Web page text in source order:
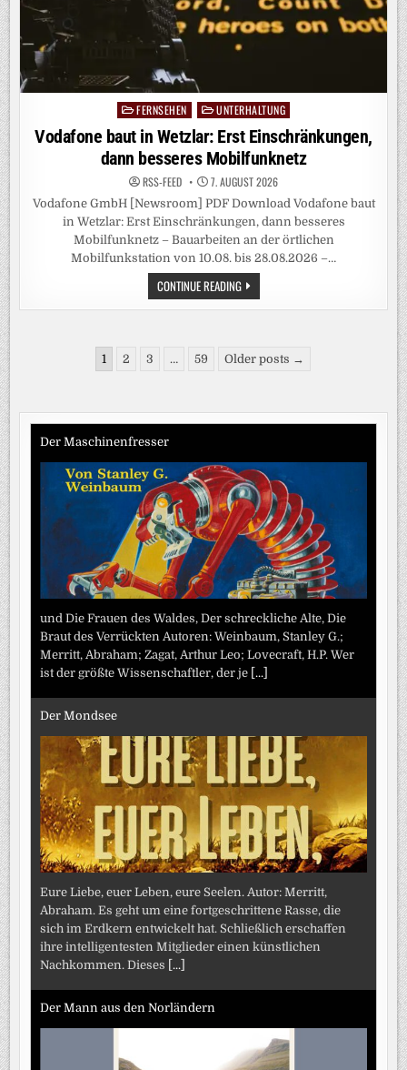
PostedFERNSEHEN UNTERHALTUNG
Vodafone baut in Wetzlar: Erst Einschränkungen,
dann besseres Mobilfunknetz
RSS-FEED 7. AUGUST 2026
Vodafone GmbH [Newsroom] PDF Download Vodafone baut
in Wetzlar: Erst Einschränkungen, dann besseres
Mobilfunknetz – Bauarbeiten an der örtlichen
Mobilfunkstation von 10.08. bis 28.08.2026 –…
CONTINUE READINGVODAFONE
BAUT
IN
DANN
BESSERES
Seitennummerierung
Beiträge
1 2 3 … 59 Older posts →
Der Maschinenfresser
und Die Frauen des Waldes, Der schreckliche Alte, Die
Braut des Verrückten Autoren: Weinbaum, Stanley G.;
Merritt, Abraham; Zagat, Arthur Leo; Lovecraft, H.P. Wer
ist der größte Wissenschaftler, der je [...]
Der Mondsee
Eure Liebe, euer Leben, eure Seelen. Autor: Merritt,
Abraham. Es geht um eine fortgeschrittene Rasse, die
sich im Erdkern entwickelt hat. Schließlich erschaffen
ihre intelligentesten Mitglieder einen künstlichen
Nachkommen. Dieses [...]
Der Mann aus den Norländern